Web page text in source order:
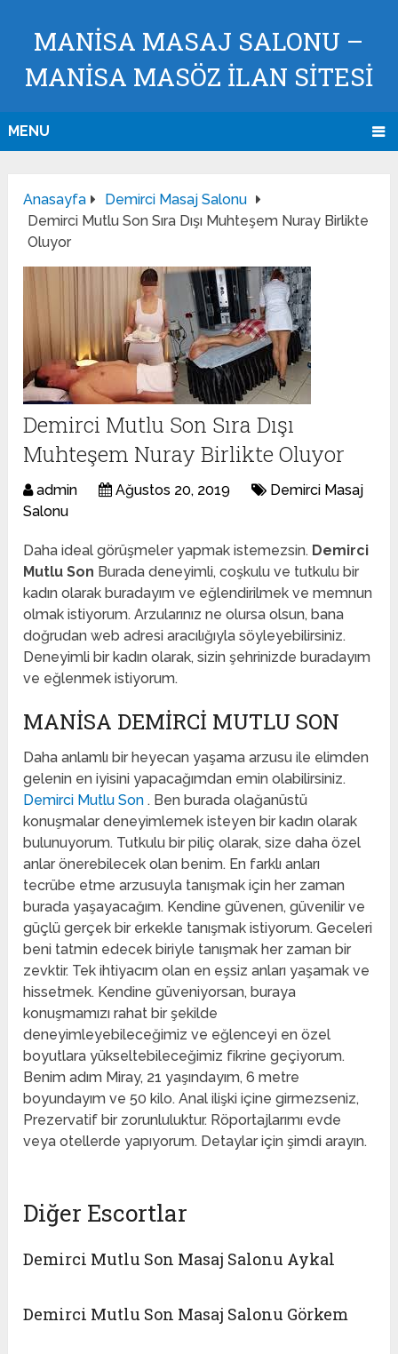
MANISA MASAJ SALONU –
MANISA MASÖZ İLAN SİTESİ
MENU
Anasayfa
Demirci Masaj Salonu
Demirci Mutlu Son Sıra Dışı Muhteşem Nuray Birlikte
Oluyor
Demirci Mutlu Son Sıra Dışı
Muhteşem Nuray Birlikte Oluyor
admin Ağustos 20, 2019
Demirci Masaj
Salonu
Daha ideal görüşmeler yapmak istemezsin. Demirci
Mutlu Son Burada deneyimli, coşkulu ve tutkulu bir
kadın olarak buradayım ve eğlendirilmek ve memnun
olmak istiyorum. Arzularınız ne olursa olsun, bana
doğrudan web adresi aracılığıyla söyleyebilirsiniz.
Deneyimli bir kadın olarak, sizin şehrinizde buradayım
ve eğlenmek istiyorum.
MANISA DEMIRCI MUTLU SON
Daha anlamlı bir heyecan yaşama arzusu ile elimden
gelenin en iyisini yapacağımdan emin olabilirsiniz.
Demirci Mutlu Son. Ben burada olağanüstü
konuşmalar deneyimlemek isteyen bir kadın olarak
bulunuyorum. Tutkulu bir piliç olarak, size daha özel
anlar önerebilecek olan benim. En farklı anları
tecrübe etme arzusuyla tanışmak için her zaman
burada yaşayacağım. Kendine güvenen, güvenilir ve
güçlü gerçek bir erkekle tanışmak istiyorum. Geceleri
beni tatmin edecek biriyle tanışmak her zaman bir
zevktir. Tek ihtiyacım olan en eşsiz anları yaşamak ve
hissetmek. Kendine güveniyorsan, buraya
konuşmamızı rahat bir şekilde
deneyimleyebileceğimiz ve eğlenceyi en özel
boyutlara yükseltebileceğimiz fikrine geçiyorum.
Benim adım Miray, 21 yaşındayım, 6 metre
boyundayım ve 50 kilo. Anal ilişki içine girmezseniz,
Prezervatif bir zorunluluktur. Röportajlarımı evde
veya otellerde yapıyorum. Detaylar için şimdi arayın.
Diğer Escortlar
Demirci Mutlu Son Masaj Salonu Aykal
Demirci Mutlu Son Masaj Salonu Görkem